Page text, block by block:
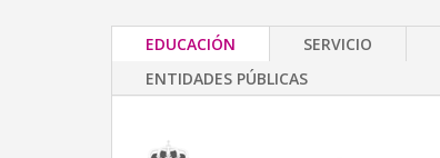
EDUCACIÓN SERVICIO
ENTIDADES PÚBLICAS